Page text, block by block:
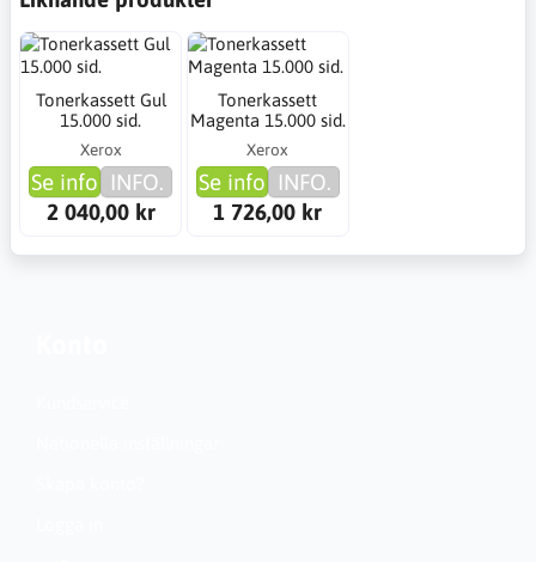
Tonerkassett Gul
15.000 sid.
Xerox
Se info INFO.
2 040,00 kr
Tonerkassett
Magenta 15.000 sid.
Xerox
Se info INFO.
1 726,00 kr